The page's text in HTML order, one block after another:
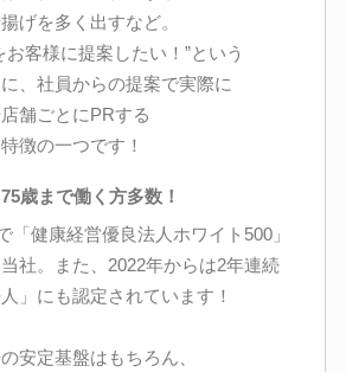
げを多く出すなど。
客様に提案したい！”という
、社員からの提案で実際に
舗ごとにPRする
徴の一つです！
歳まで働く方多数！
「健康経営優良法人ホワイト500」
社。また、2022年からは2年連続
」にも認定されています！
安定基盤はもちろん、